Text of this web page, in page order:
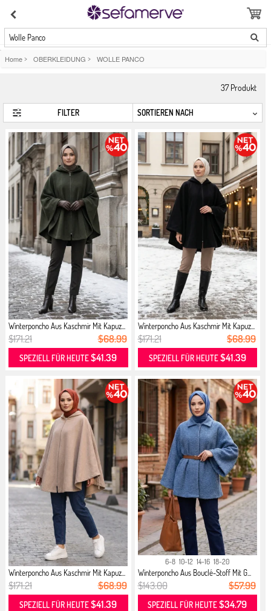
Wolle Panco
Home > OBERKLEIDUNG > WOLLE PANCO
37Produkt
FILTER
Winterponcho Aus Kaschmir Mit Kapuz...
$171.21 $68.99
SPEZIELL FÜR HEUTE$41.39
Winterponcho Aus Kaschmir Mit Kapuz...
$171.21 $68.99
SPEZIELL FÜR HEUTE$41.39
Winterponcho Aus Kaschmir Mit Kapuz...
$171.21 $68.99
SPEZIELL FÜR HEUTE$41.39
6-8 10-12 14-16 18-20
Winterponcho Aus Bouclé-Stoff Mit G...
$143.00 $57.99
SPEZIELL FÜR HEUTE$34.79